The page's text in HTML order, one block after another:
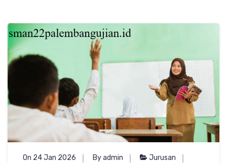
On 24 Jan 2026 By admin
Jurusan